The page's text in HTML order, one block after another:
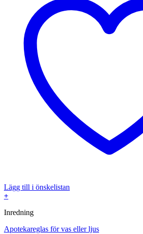
Lägg till i önskelistan
+
Inredning
Apotekareglas för vas eller ljus